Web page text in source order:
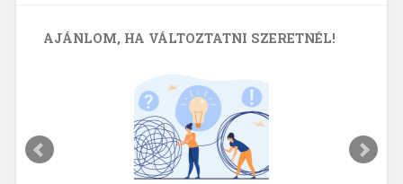
AJÁNLOM, HA VÁLTOZTATNI SZERETNÉL!